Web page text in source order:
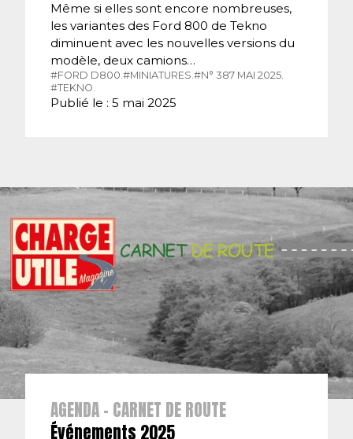
Même si elles sont encore nombreuses,
les variantes des Ford 800 de Tekno
diminuent avec les nouvelles versions du
modèle, deux camions…
#FORD D800.#MINIATURES.#N° 387 MAI 2025.
#TEKNO.
Publié le : 5 mai 2025
AGENDA - CARNET DE ROUTE
Événements 2025